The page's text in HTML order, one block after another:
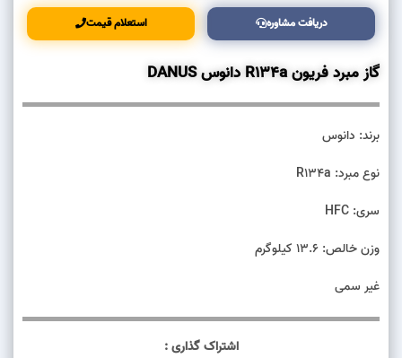
دریافت مشاوره استعلام قیمت
گاز مبرد فریون R134a دانوس DANUS
برند: دانوس
نوع مبرد: R134a
سری: HFC
وزن خالص: 13.6 کیلوگرم
غیر سمی
اشتراک گذاری :